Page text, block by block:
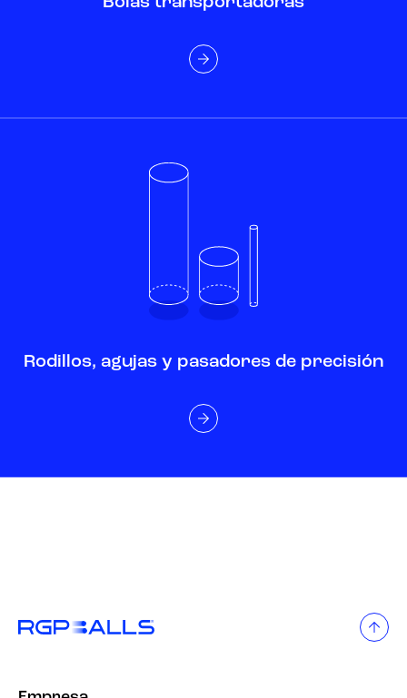
Rodillos, agujas y pasadores de precisión